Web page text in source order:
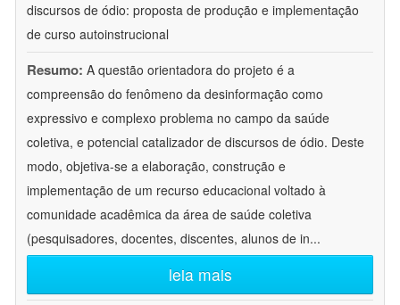
discursos de ódio: proposta de produção e implementação
de curso autoinstrucional
Resumo: A questão orientadora do projeto é a
compreensão do fenômeno da desinformação como
expressivo e complexo problema no campo da saúde
coletiva, e potencial catalizador de discursos de ódio. Deste
modo, objetiva-se a elaboração, construção e
implementação de um recurso educacional voltado à
comunidade acadêmica da área de saúde coletiva
(pesquisadores, docentes, discentes, alunos de in...
leia mais